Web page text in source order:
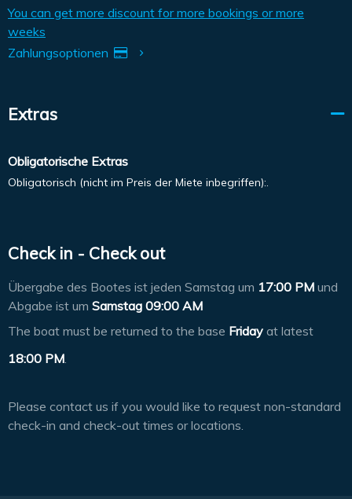
You can get more discount for more bookings or more
weeks
Zahlungsoptionen
Extras
Obligatorische Extras
Obligatorisch (nicht im Preis der Miete inbegriffen):.
Check in - Check out
Übergabe des Bootes ist jeden Samstag um 17:00 PM und
Abgabe ist um Samstag 09:00 AM
The boat must be returned to the base Friday at latest
18:00 PM
Please contact us if you would like to request non-standard
check-in and check-out times or locations.